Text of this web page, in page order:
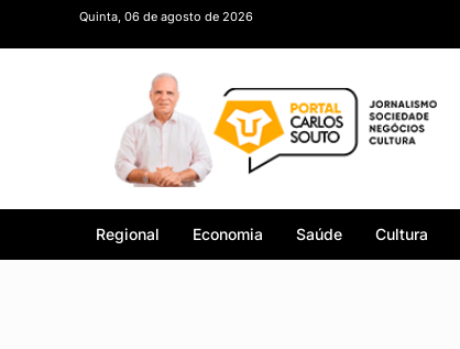
Quinta, 06 de agosto de 2026
Regional Economia Saúde Cultura